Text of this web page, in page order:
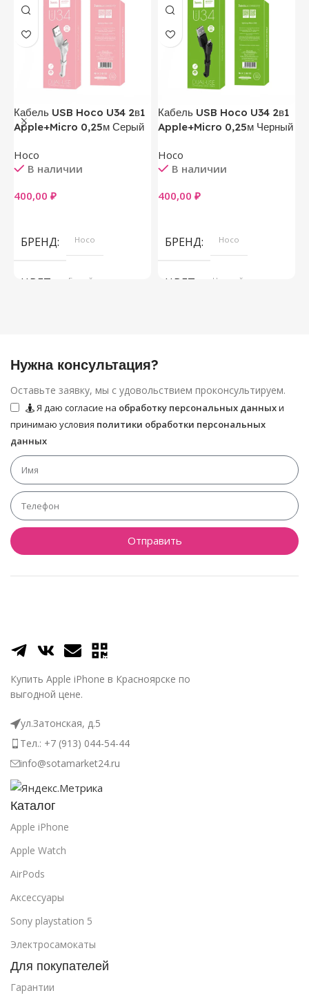
Кабель USB Hoco U34 2в1
Apple+Micro 0,25м Серый
Hoco
В наличии
400,00 ₽
БРЕНД Hoco
ЦВЕТ Белый
Кабель USB Hoco U34 2в1
Apple+Micro 0,25м Черный
Hoco
В наличии
400,00 ₽
БРЕНД Hoco
ЦВЕТ Черный
Нужна консультация?
Оставьте заявку, мы с удовольствием проконсультируем.
Я даю согласие на обработку персональных данныхи
принимаю условия политики обработки персональных
данных
Отправить
Купить Apple iPhone в Красноярске по
выгодной цене.
ул.Затонская, д.5
Тел.: +7 (913) 044-54-44
info@sotamarket24.ru
Каталог
Apple iPhone
Apple Watch
AirPods
Аксессуары
Sony playstation 5
Электросамокаты
Для покупателей
Гарантии